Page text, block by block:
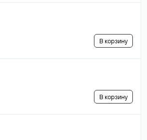
В корзину
В корзину